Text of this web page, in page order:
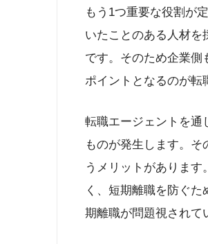
もう1つ重要な役割が
いたことのある人材を
です。そのため企業側
ポイントとなるのが転
転職エージェントを通
ものが発生します。
うメリットがありま
く、短期離職を防ぐ
期離職が問題視されて